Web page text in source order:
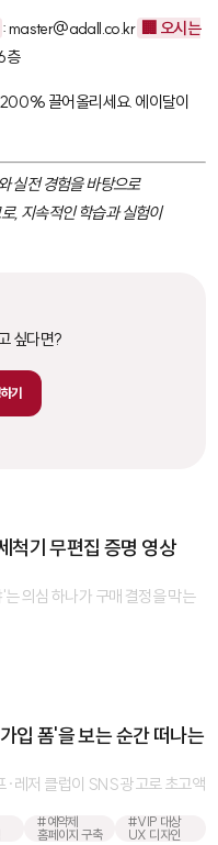
: master@adall.co.kr
🏢 오시는
층
끌어올리세요. 에이달이
실전 경험을 바탕으로
, 지속적인 학습과 실험이
싶다면?
기
척기 무편집 증명 영상
의심 하나가 구매 결정을 막는
입 폼'을 보는 순간 떠나는
레저 클럽이 SNS 광고로 초고액
#예약제
홈페이지 구축
#VIP 대상
UX 디자인